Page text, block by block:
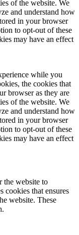
of the website. We
and understand how
in your browser
to opt-out of these
may have an effect
while you
the cookies that
browser as they are
of the website. We
and understand how
in your browser
to opt-out of these
may have an effect
the website to
cookies that ensures
website. These